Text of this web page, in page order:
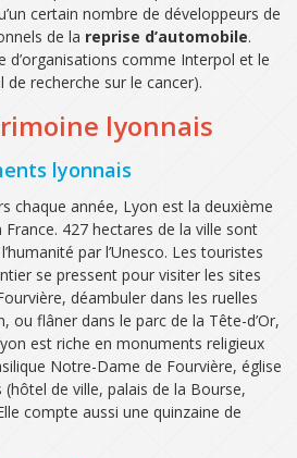
certain nombre de développeurs de
de la reprise d’automobile.
d’organisations comme Interpol et le
de recherche sur le cancer).
lyonnais
lyonnais
chaque année, Lyon est la deuxième
427 hectares de la ville sont
par l’Unesco. Les touristes
se pressent pour visiter les sites
déambuler dans les ruelles
ou flâner dans le parc de la Tête-d’Or,
est riche en monuments religieux
Notre-Dame de Fourvière, église
de ville, palais de la Bourse,
compte aussi une quinzaine de